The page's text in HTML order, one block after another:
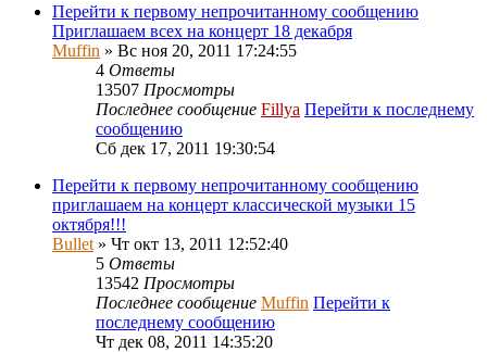
Перейти к первому непрочитанному сообщению
Приглашаем всех на концерт 18 декабря
Muffin » Вс ноя 20, 2011 17:24:55
4 Ответы
13507 Просмотры
Последнее сообщение Fillya Перейти к последнему
сообщению
Сб дек 17, 2011 19:30:54
Перейти к первому непрочитанному сообщению
приглашаем на концерт классической музыки 15
октября!!!
Bullet » Чт окт 13, 2011 12:52:40
5 Ответы
13542 Просмотры
Последнее сообщение Muffin Перейти к
последнему сообщению
Чт дек 08, 2011 14:35:20